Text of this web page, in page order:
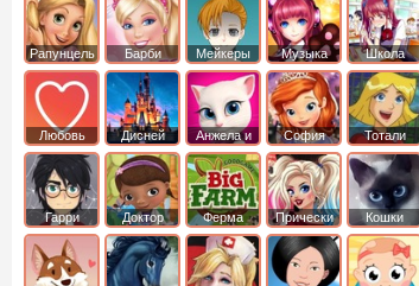
Рапунцель Барби Мейкеры Музыка Школа
Любовь Дисней
Анжела и
том
София
Прекрасная
Тотали
Спайс
Гарри
Поттер
Доктор
Плюшева
Ферма Прически Кошки